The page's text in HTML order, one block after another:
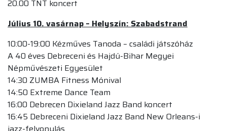
20.00 TNT koncert
Július 10. vasárnap – Helyszín: Szabadstrand
10:00-19:00 Kézműves Tanoda – családi játszóház
A 40 éves Debreceni és Hajdú-Bihar Megyei
Népművészeti Egyesület
14:30 ZUMBA Fitness Mónival
14:50 Extreme Dance Team
16:00 Debrecen Dixieland Jazz Band koncert
16:45 Debreceni Dixieland Jazz Band New Orleans-i